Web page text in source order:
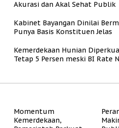
Akurasi dan Akal Sehat Publik
Kabinet Bayangan Dinilai
Punya Basis Konstituen Jelas
Kemerdekaan Hunian
Tetap 5 Persen meski BI Rate
Momentum
Kemerdekaan,